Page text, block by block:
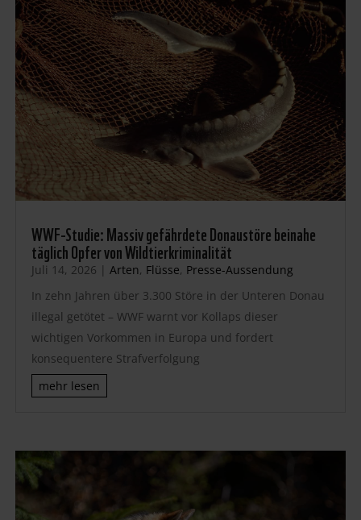
WWF-Studie: Massiv gefährdete Donaustöre beinahe
täglich Opfer von Wildtierkriminalität
Juli 14, 2026 | Arten, Flüsse, Presse-Aussendung
In zehn Jahren über 3.300 Störe in der Unteren Donau
illegal getötet – WWF warnt vor Kollaps dieser
wichtigen Vorkommen in Europa und fordert
konsequentere Strafverfolgung
mehr lesen